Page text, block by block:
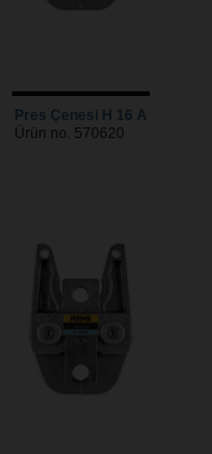
Pres Çenesi H 16 A
Ürün no. 570620